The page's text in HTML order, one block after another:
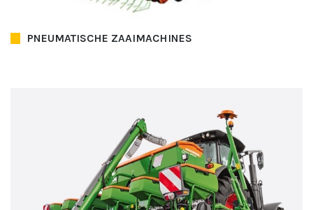
PNEUMATISCHE ZAAIMACHINES